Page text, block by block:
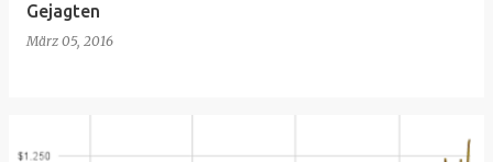
Gejagten
März 05, 2016